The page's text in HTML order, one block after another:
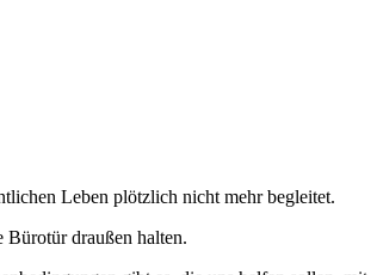
Leben plötzlich nicht mehr begleitet.
Bürotür draußen halten.